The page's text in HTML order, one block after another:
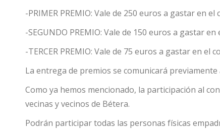
-PRIMER PREMIO: Vale de 250 euros a gastar en el
-SEGUNDO PREMIO: Vale de 150 euros a gastar
-TERCER PREMIO: Vale de 75 euros a gastar en el
La entrega de premios se comunicará previamente
Como ya hemos mencionado, la participación al
vecinas y vecinos de Bétera.
Podrán participar todas las personas físicas